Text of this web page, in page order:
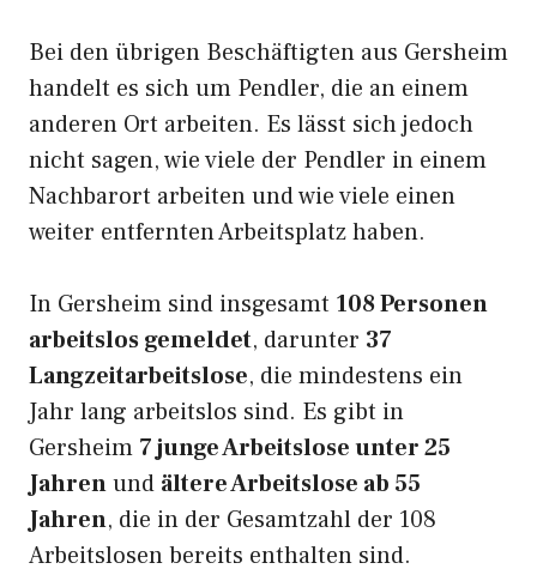
Bei den übrigen Beschäftigten aus Gersheim
handelt es sich um Pendler, die an einem
anderen Ort arbeiten. Es lässt sich jedoch
nicht sagen, wie viele der Pendler in einem
Nachbarort arbeiten und wie viele einen
weiter entfernten Arbeitsplatz haben.
In Gersheim sind insgesamt 108 Personen
arbeitslos gemeldet, darunter 37
Langzeitarbeitslose, die mindestens ein
Jahr lang arbeitslos sind. Es gibt in
Gersheim 7 junge Arbeitslose unter 25
Jahrenund ältere Arbeitslose ab 55
Jahren, die in der Gesamtzahl der 108
Arbeitslosen bereits enthalten sind.